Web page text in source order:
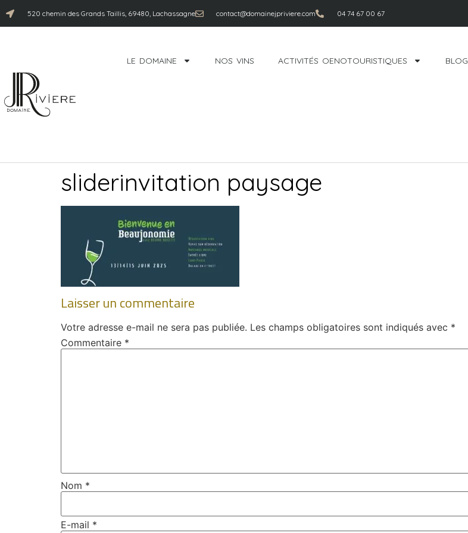
520 chemin des Grands Taillis, 69480, Lachassagne contact@domainejpriviere.com 04 74 67 00 67
LE DOMAINE NOS VINS ACTIVITÉS OENOTOURISTIQUES BLOG
sliderinvitation paysage
Laisser un commentaire
Votre adresse e-mail ne sera pas publiée. Les champs obligatoires sont indiqués avec *
Commentaire *
Nom *
E-mail *